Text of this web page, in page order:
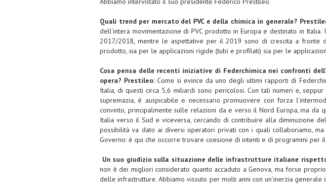
Quali trend per mercato del PVC e della chimica in generale?
dell’intera movimentazione di PVC prodotto in Europa e destinato in
2017/2018, mentre le aspettative per il 2019 sono di crescita a fronte
prodotto, sia per le applicazioni rigide (tubi e profilati) sia per le
Cosa pensa delle recenti iniziative di Federchimica nei confronti
opera? Prestileo:Come si evince da uno degli ultimi rapporti di
Italia, di questi circa 5,6 miliardi sono pericolosi. Con tali numeri e,
supremazia, è auspicabile e necessario promuovere con forza
convinto, principalmente sulle relazioni da e verso il Nord Europa, ma
Italia verso il Sud e viceversa, cercando di contribuire alla diminuzione
possibilità va dato ai diversi operatori privati con i quali collaboriamo,
Governo: è qui che occorre trovare coesione di intenti e di programmi per
Un suo giudizio sulla situazione delle infrastrutture italiane
non è dei migliori considerato quanto accaduto a Genova, ma forse
delle infrastrutture. Abbiamo vissuto per molti anni con un’inerzia